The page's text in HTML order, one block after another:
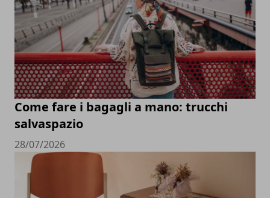
Come fare i bagagli a mano: trucchi
salvaspazio
28/07/2026